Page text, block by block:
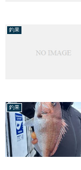
釣果
釣果